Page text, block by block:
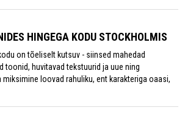
HINGEGA KODU STOCKHOLMIS
on tõeliselt kutsuv - siinsed mahedad
toonid, huvitavad tekstuurid ja uue ning
loovad rahuliku, ent karakteriga oaasi,